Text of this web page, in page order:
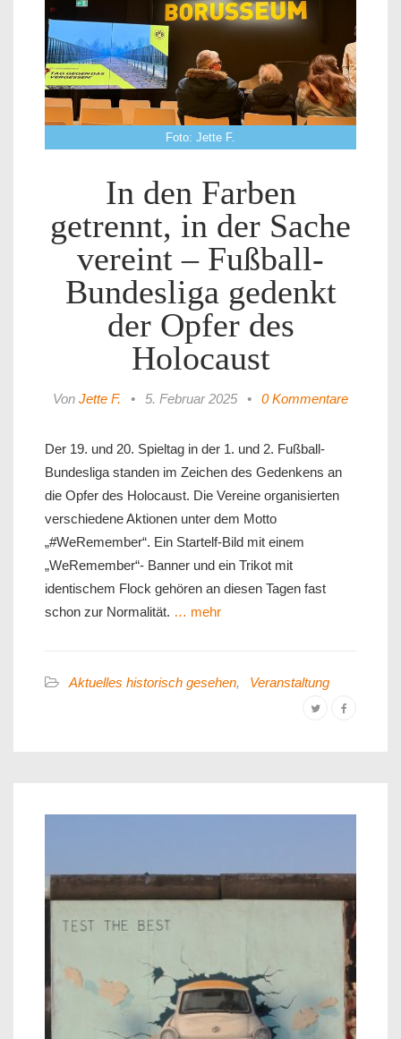
Foto: Jette F.
In den Farben
getrennt, in der Sache
vereint – Fußball-
Bundesliga gedenkt
der Opfer des
Holocaust
Von Jette F. • 5. Februar 2025 • 0 Kommentare
Der 19. und 20. Spieltag in der 1. und 2. Fußball-
Bundesliga standen im Zeichen des Gedenkens an
die Opfer des Holocaust. Die Vereine organisierten
verschiedene Aktionen unter dem Motto
„#WeRemember“. Ein Startelf-Bild mit einem
„WeRemember“- Banner und ein Trikot mit
identischem Flock gehören an diesen Tagen fast
schon zur Normalität. … mehr
Aktuelles historisch gesehen, Veranstaltung